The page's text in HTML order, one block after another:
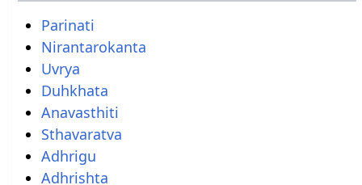
Parinati
Nirantarokanta
Uvrya
Duhkhata
Anavasthiti
Sthavaratva
Adhrigu
Adhrishta